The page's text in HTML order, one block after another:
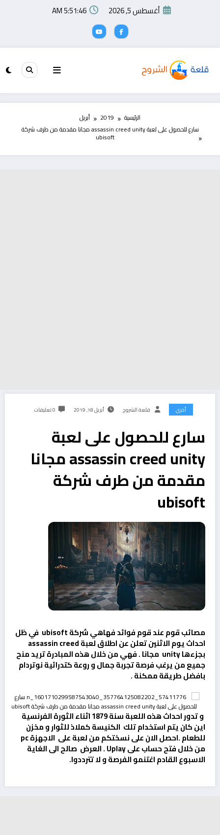
أغسطس 5, 2026 5:51:46 AM
الرئيسية 2019
أبريل
سارع للحصول على لعبة assassin creed unity مجانا مقدمة من طرف شركة
ubisoft
أخرى قلعة الشروح أبريل 18, 2019 0 تعليقات
سارع للحصول على لعبة
assassin creed unity مجانا
مقدمة من طرف شركة
ubisoft
مصائب قوم عند قوم فوائد فهاهي شركة ubisoft في ظل
بجزءها unity مجانا . فهي من خلال هذه المبادرة تريد منح
جميع من يرغب فرصة تجربة جمال و روعة كتدرائية نوتردام
بافضل طريقة ممكنة .
و تدور احداث هذه اللعبة سنة 1879 اثناء الثورة الفرنسية
اين كان يتم استخدام تلك الكنيسة كملاذ للثوار و مخزن
للطعام .احصل الان على نسختكم من لعبة على الاجهزة pc
من خلال فتح حساب على Uplay . العرض صالح الى الغاية
الاسبوع القادم اغتنمو الفرصة و لا تترددوا.